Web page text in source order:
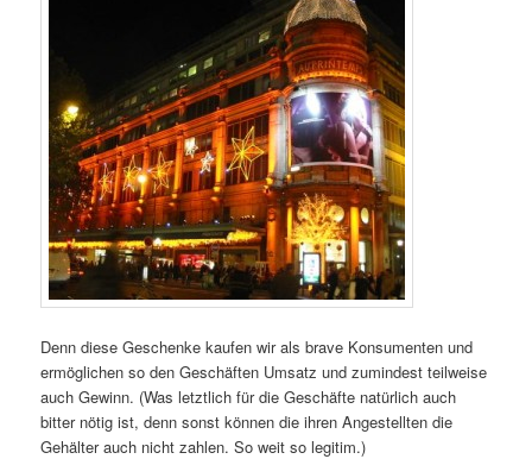
Denn diese Geschenke kaufen wir als brave Konsumenten und
ermöglichen so den Geschäften Umsatz und zumindest teilweise
auch Gewinn. (Was letztlich für die Geschäfte natürlich auch
bitter nötig ist, denn sonst können die ihren Angestellten die
Gehälter auch nicht zahlen. So weit so legitim.)